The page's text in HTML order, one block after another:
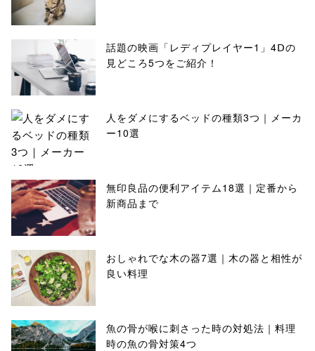
話題の映画「レディプレイヤー1」4Ⅾの
見どころ5つをご紹介！
人をダメにするベッドの種類3つ｜メーカ
ー10選
無印良品の便利アイテム18選｜定番から
新商品まで
おしゃれでな木の器7選｜木の器と相性が
良い料理
魚の骨が喉に刺さった時の対処法｜料理
時の魚の骨対策4つ